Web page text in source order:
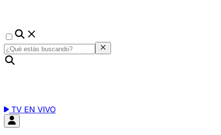
TV EN VIVO